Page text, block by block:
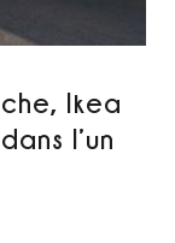
Ikea
l’un